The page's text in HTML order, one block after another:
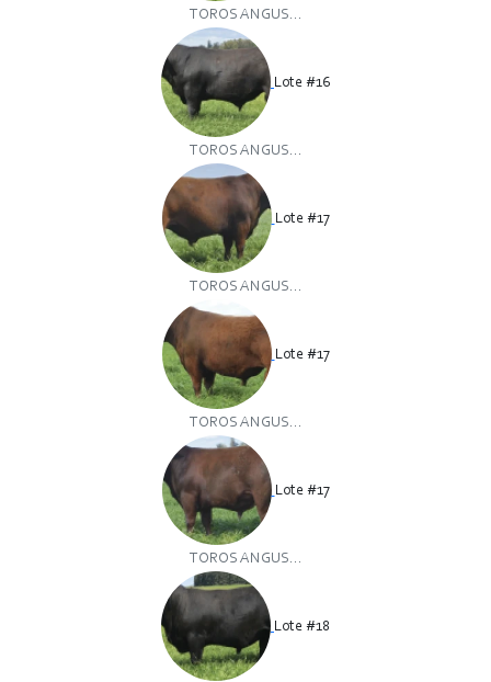
TOROS ANGUS...
Lote #16
TOROS ANGUS...
Lote #17
TOROS ANGUS...
Lote #17
TOROS ANGUS...
Lote #17
TOROS ANGUS...
Lote #18